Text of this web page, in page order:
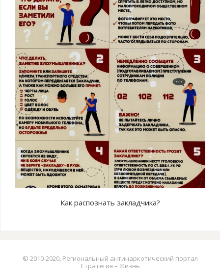
Как распознать закладчика?
© 2010-2020, Региональный антинаркотический портал
Стратегия – Жизнь